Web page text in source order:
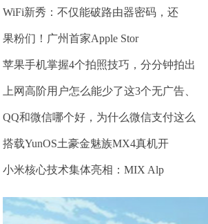
WiFi新秀：不仅能破路由器密码，还
果粉们！广州首家Apple Stor
苹果手机掌握4个拍照技巧，分分钟拍出
上网高阶用户怎么能少了这3个无广告、
QQ和微信哪个好，为什么微信支付这么
搭载YunOS土豪金魅族MX4真机开
小米核心技术集体亮相：MIX Alp